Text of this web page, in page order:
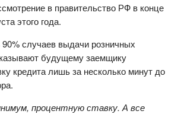
в правительство РФ в конце
этого года.
случаев выдачи розничных
будущему заемщику
кредита лишь за несколько минут до
процентную ставку. А все